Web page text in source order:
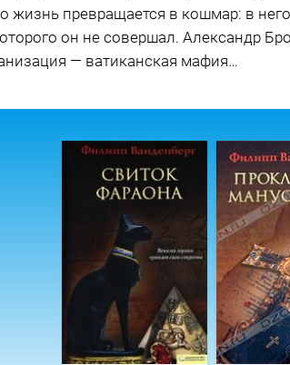
превращается в кошмар: в
он не совершал. Александр
— ватиканская мафия…